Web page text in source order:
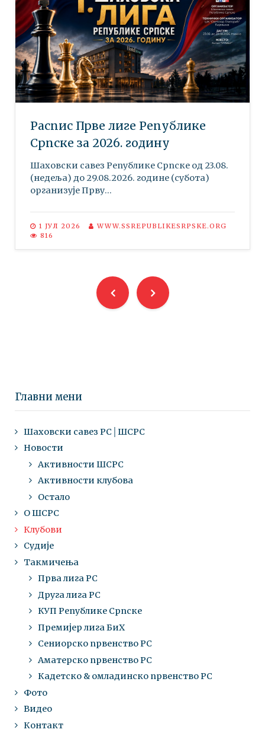
Распис Прве лиге Републике
Српске за 2026. годину
Шаховски савез Републике Српске oд 23.08.
(недеља) до 29.08.2026. године (субота)
организује Прву...
1 ЈУЛ 2026
WWW.SSREPUBLIKESRPSKE.ORG
816
Главни мени
Шаховски савез РС│ШСРС
Новости
Активности ШСРС
Активности клубова
Остало
О ШСРС
Клубови
Судије
Такмичења
Прва лига РС
Друга лига РС
КУП Републике Српске
Премијер лига БиХ
Сениорско првенство РС
Аматерско првенство РС
Кадетско & омладинско првенство РС
Фото
Видео
Контакт